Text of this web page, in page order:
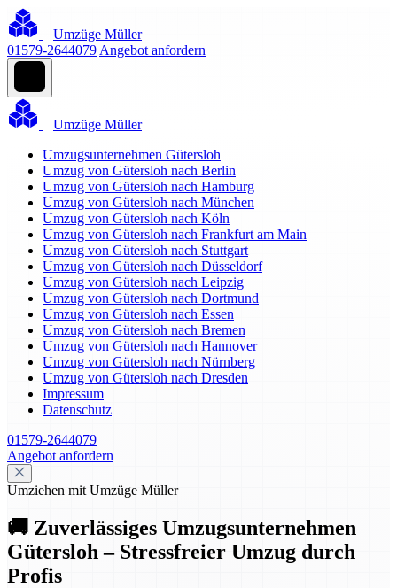
Umzüge Müller
01579-2644079 Angebot anfordern
Umzüge Müller
Umzugsunternehmen Gütersloh
Umzug von Gütersloh nach Berlin
Umzug von Gütersloh nach Hamburg
Umzug von Gütersloh nach München
Umzug von Gütersloh nach Köln
Umzug von Gütersloh nach Frankfurt am Main
Umzug von Gütersloh nach Stuttgart
Umzug von Gütersloh nach Düsseldorf
Umzug von Gütersloh nach Leipzig
Umzug von Gütersloh nach Dortmund
Umzug von Gütersloh nach Essen
Umzug von Gütersloh nach Bremen
Umzug von Gütersloh nach Hannover
Umzug von Gütersloh nach Nürnberg
Umzug von Gütersloh nach Dresden
Impressum
Datenschutz
01579-2644079
Angebot anfordern
Umziehen mit Umzüge Müller
🚚 Zuverlässiges Umzugsunternehmen
Gütersloh – Stressfreier Umzug durch
Profis